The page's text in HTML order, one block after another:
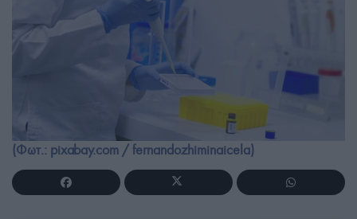
(Φωτ.: pixabay.com / fernandozhiminaicela)